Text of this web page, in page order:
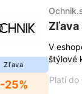
Zľava
-25%
Zľava
V
štýlové
Platí do